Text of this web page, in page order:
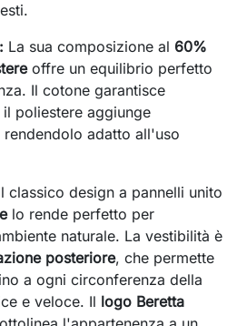
La sua composizione al 60%
offre un equilibrio perfetto
Il cotone garantisce
poliestere aggiunge
adatto all'uso
classico design a pannelli unito
lo rende perfetto per
naturale. La vestibilità è
posteriore, che permette
a ogni circonferenza della
e veloce. Il logo Beretta